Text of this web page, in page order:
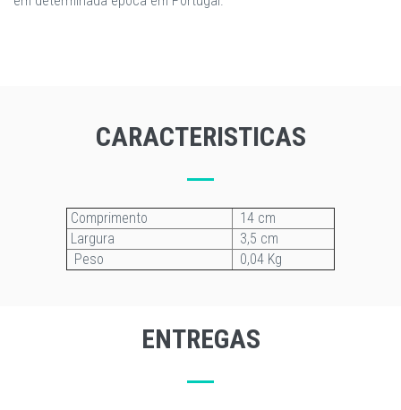
CARACTERISTICAS
Comprimento
14 cm
Largura
3,5 cm
Peso
0,04 Kg
ENTREGAS